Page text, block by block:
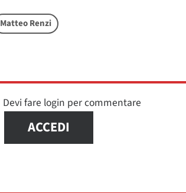
Matteo Renzi
Devi fare login per commentare
ACCEDI